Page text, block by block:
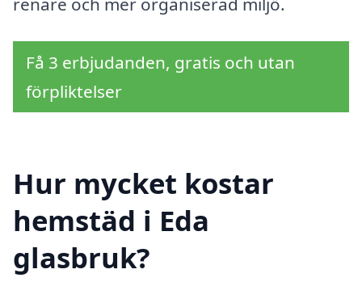
Få 3 erbjudanden, gratis och utan
förpliktelser
Hur mycket kostar
hemstäd i Eda
glasbruk?